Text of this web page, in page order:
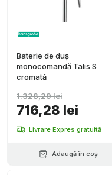
Baterie de duș
monocomandă Talis S
cromată
716,28 lei
1.328,29 lei
Livrare Expres gratuită
Adaugă în coș